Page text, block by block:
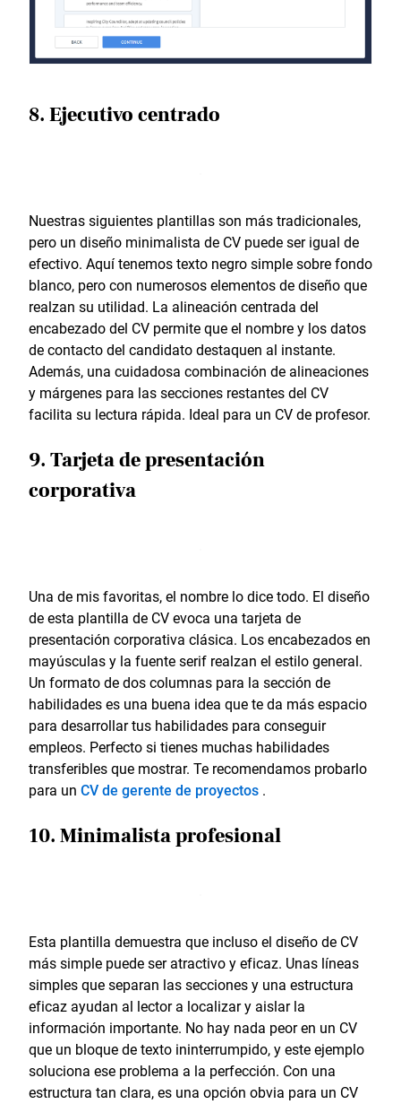
8. Ejecutivo centrado
Nuestras siguientes plantillas son más tradicionales,
pero un diseño minimalista de CV puede ser igual de
efectivo. Aquí tenemos texto negro simple sobre fondo
blanco, pero con numerosos elementos de diseño que
realzan su utilidad. La alineación centrada del
encabezado del CV permite que el nombre y los datos
de contacto del candidato destaquen al instante.
Además, una cuidadosa combinación de alineaciones
y márgenes para las secciones restantes del CV
facilita su lectura rápida. Ideal para un CV de profesor.
9. Tarjeta de presentación
corporativa
Una de mis favoritas, el nombre lo dice todo. El diseño
de esta plantilla de CV evoca una tarjeta de
presentación corporativa clásica. Los encabezados en
mayúsculas y la fuente serif realzan el estilo general.
Un formato de dos columnas para la sección de
habilidades es una buena idea que te da más espacio
para desarrollar tus habilidades para conseguir
empleos. Perfecto si tienes muchas habilidades
transferibles que mostrar. Te recomendamos probarlo
para un CV de gerente de proyectos .
10. Minimalista profesional
Esta plantilla demuestra que incluso el diseño de CV
más simple puede ser atractivo y eficaz. Unas líneas
simples que separan las secciones y una estructura
eficaz ayudan al lector a localizar y aislar la
información importante. No hay nada peor en un CV
que un bloque de texto ininterrumpido, y este ejemplo
soluciona ese problema a la perfección. Con una
estructura tan clara, es una opción obvia para un CV